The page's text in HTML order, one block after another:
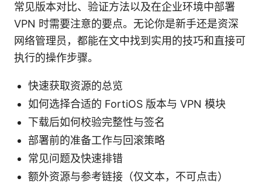
常见版本对比、验证方法以及在企业环境中部署
VPN 时需要注意的要点。无论你是新手还是资深
网络管理员，都能在文中找到实用的技巧和直接可
执行的操作步骤。
快速获取资源的总览
如何选择合适的 FortiOS 版本与 VPN 模块
下载后如何校验完整性与签名
部署前的准备工作与回滚策略
常见问题及快速排错
额外资源与参考链接（仅文本，不可点击）